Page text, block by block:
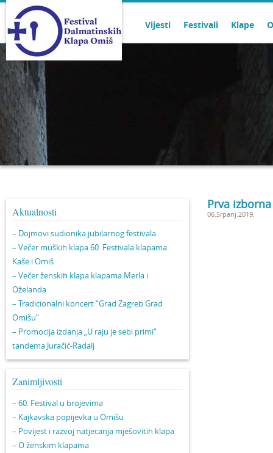
Vijesti Festivali Klape
Aktualnosti
– Dojmovi sudionika jubilarnog festivala
– Večer muških klapa 60. Festivala klapama
Kaše i Omiš
– Večer ženskih klapa klapama Merla i
Oželanda
– Tradicionalni koncert “Grad Zagreb Grad
Omišu”
– Promocija izdanja „U raju je sebi primi“
tandema Juračić-Radalj
Zanimljivosti
– 60. Festival u brojevima
– Kajkavska popijevka u Omišu
– Povijest i razvoj natjecanja mješovitih klapa
– O ženskim klapama
Prva
06.Srpanj.2019.